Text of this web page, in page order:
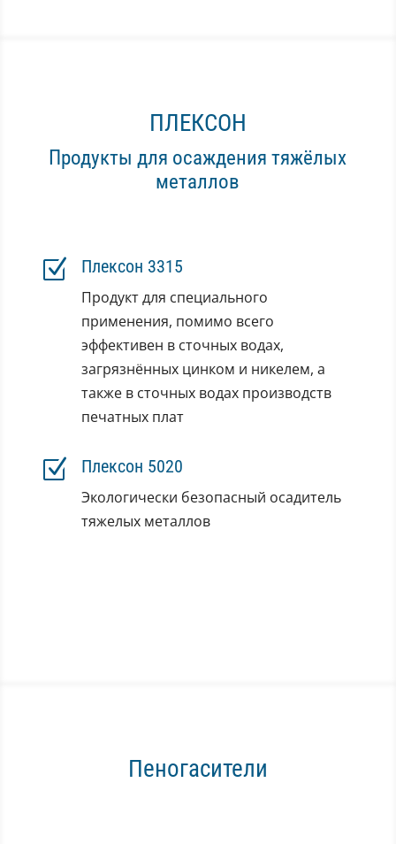
ПЛЕКСОН
Продукты для осаждения тяжёлых
металлов
Z Плексон 3315
Продукт для специального
применения, помимо всего
эффективен в сточных водах,
загрязнённых цинком и никелем, а
также в сточных водах производств
печатных плат
Z Плексон 5020
Экологически безопасный осадитель
тяжелых металлов
Пеногасители